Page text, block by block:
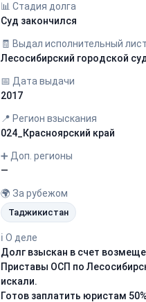
📊 Стадия долга
Суд закончился
🧾 Выдал исполнительный лист
Лесосибирский городской
📅 Дата выдачи
2017
📍 Регион взыскания
024_Красноярский край
➕ Доп. регионы
—
🌍 За рубежом
Таджикистан
ℹ️ О деле
Долг взыскан в счет
Приставы ОСП по
искали.
Готов заплатить юристам